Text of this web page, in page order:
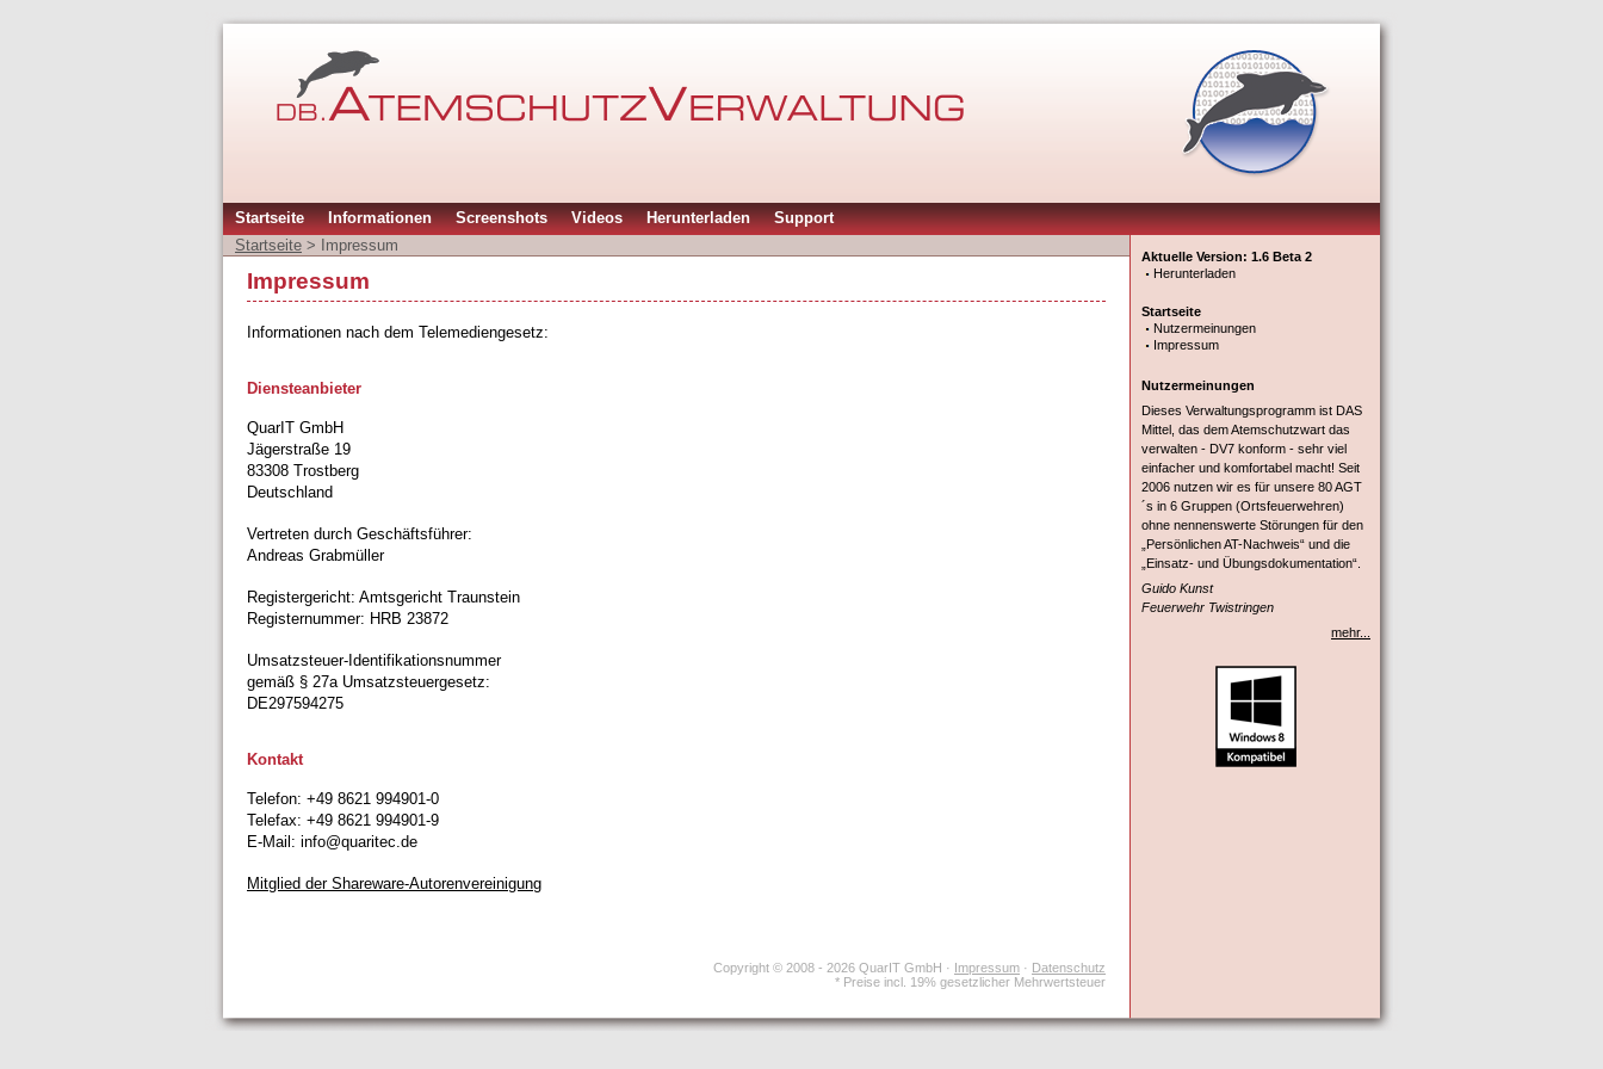
Startseite Informationen Screenshots Videos Herunterladen Support
Aktuelle Version: 1.6 Beta 2
Herunterladen
Startseite
Nutzermeinungen
Impressum
Nutzermeinungen
Dieses Verwaltungsprogramm ist DAS
Mittel, das dem Atemschutzwart das
verwalten - DV7 konform - sehr viel
einfacher und komfortabel macht! Seit
2006 nutzen wir es für unsere 80 AGT
´s in 6 Gruppen (Ortsfeuerwehren)
ohne nennenswerte Störungen für den
„Persönlichen AT-Nachweis“ und die
„Einsatz- und Übungsdokumentation“.
Guido Kunst
Feuerwehr Twistringen
mehr...
Startseite > Impressum
Impressum
Informationen nach dem Telemediengesetz:
Diensteanbieter
QuarIT GmbH
Jägerstraße 19
83308 Trostberg
Deutschland
Vertreten durch Geschäftsführer:
Andreas Grabmüller
Registergericht: Amtsgericht Traunstein
Registernummer: HRB 23872
Umsatzsteuer-Identifikationsnummer
gemäß § 27a Umsatzsteuergesetz:
DE297594275
Kontakt
Telefon: +49 8621 994901-0
Telefax: +49 8621 994901-9
E-Mail: info@quaritec.de
Mitglied der Shareware-Autorenvereinigung
Copyright © 2008 - 2026 QuarIT GmbH · Impressum · Datenschutz
* Preise incl. 19% gesetzlicher Mehrwertsteuer